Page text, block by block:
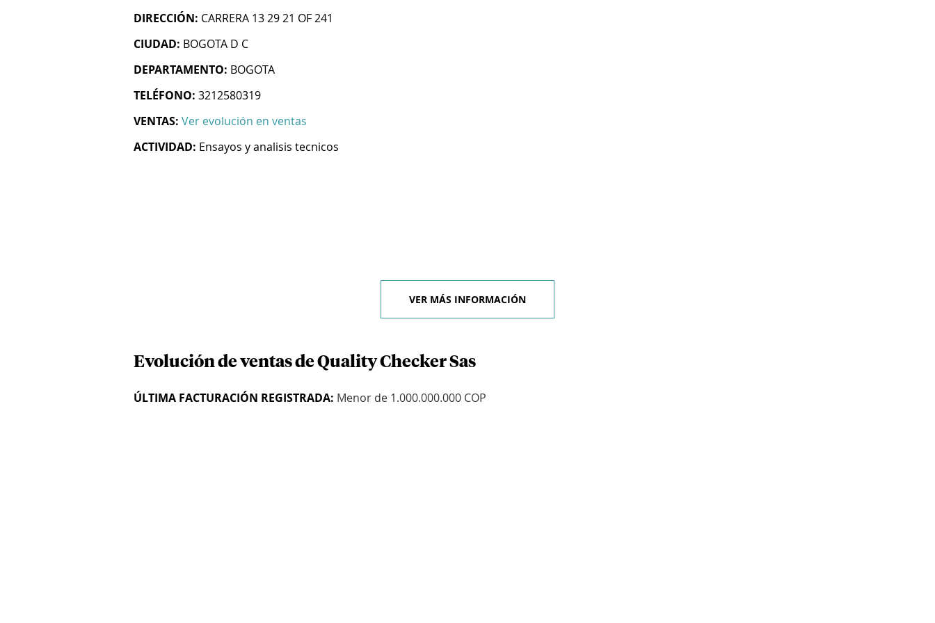
DIRECCIÓN: CARRERA 13 29 21 OF 241
CIUDAD: BOGOTA D C
DEPARTAMENTO: BOGOTA
TELÉFONO: 3212580319
VENTAS: Ver evolución en ventas
ACTIVIDAD: Ensayos y analisis tecnicos
VER MÁS INFORMACIÓN
Evolución de ventas de Quality Checker Sas
ÚLTIMA FACTURACIÓN REGISTRADA: Menor de 1.000.000.000 COP